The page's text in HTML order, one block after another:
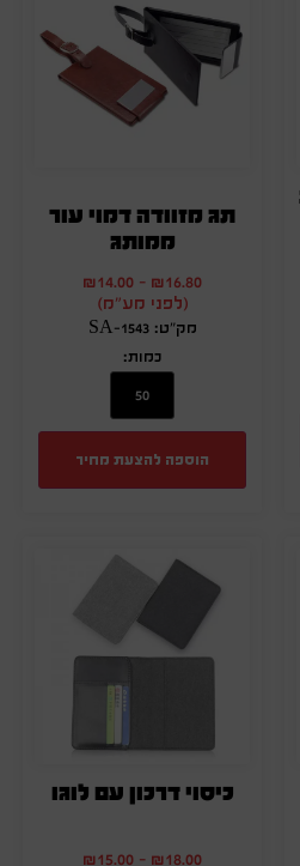
תג מזוודה דמוי עור
ממותג
₪16.80
-
₪14.00
(לפני מע"מ)
מק"ט: SA-1543
כמות:
הוספה להצעת מחיר
כיסוי דרכון עם לוגו
₪18.00
-
₪15.00